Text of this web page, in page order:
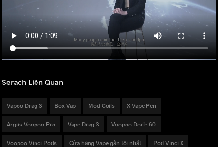
Serach Liên Quan
Vapoo Drag S Box Vap Mod Coils X Vape Pen
Argus Voopoo Pro Vape Drag 3 Voopoo Doric 60
Voopoo Vinci Pods Cửa hàng Vape gần tôi nhất Pod Vinci X